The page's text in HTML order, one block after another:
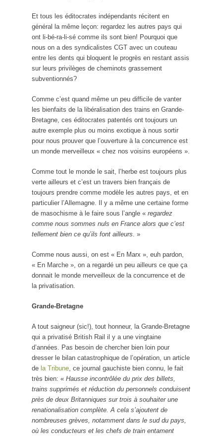
Et tous les éditocrates indépendants récitent en
général la même leçon: regardez les autres pays qui
ont li-bé-ra-li-sé comme ils sont bien! Pourquoi que
nous on a des syndicalistes CGT avec un couteau
entre les dents qui bloquent le progrès en restant assis
sur leurs privilèges de cheminots grassement
subventionnés?
Comme c’est quand même un peu difficile de vanter
les bienfaits de la libéralisation des trains en Grande-
Bretagne, ces éditocrates patentés ont toujours un
autre exemple plus ou moins exotique à nous sortir
pour nous prouver que l’ouverture à la concurrence est
un monde merveilleux « chez nos voisins européens ».
Comme tout le monde le sait, l’herbe est toujours plus
verte ailleurs et c’est un travers bien français de
toujours prendre comme modèle les autres pays, et en
particulier l’Allemagne. Il y a même une certaine forme
de masochisme à le faire sous l’angle « regardez
comme nous sommes nuls en France alors que c’est
tellement bien ce qu’ils font ailleurs . »
Comme nous aussi, on est « En Marx », euh pardon,
« En Marche », on a regardé un peu ailleurs ce que ça
donnait le monde merveilleux de la concurrence et de
la privatisation.
Grande-Bretagne
A tout saigneur (sic!), tout honneur, la Grande-Bretagne
qui a privatisé British Rail il y a une vingtaine
d’années. Pas besoin de chercher bien loin pour
dresser le bilan catastrophique de l’opération, un article
de la Tribune , ce journal gauchiste bien connu, le fait
très bien: « Hausse incontrôlée du prix des billets,
trains supprimés et réduction du personnels conduisent
près de deux Britanniques sur trois à souhaiter une
renationalisation complète. A cela s’ajoutent de
nombreuses grèves, notamment dans le sud du pays,
où les conducteurs et les chefs de train entament